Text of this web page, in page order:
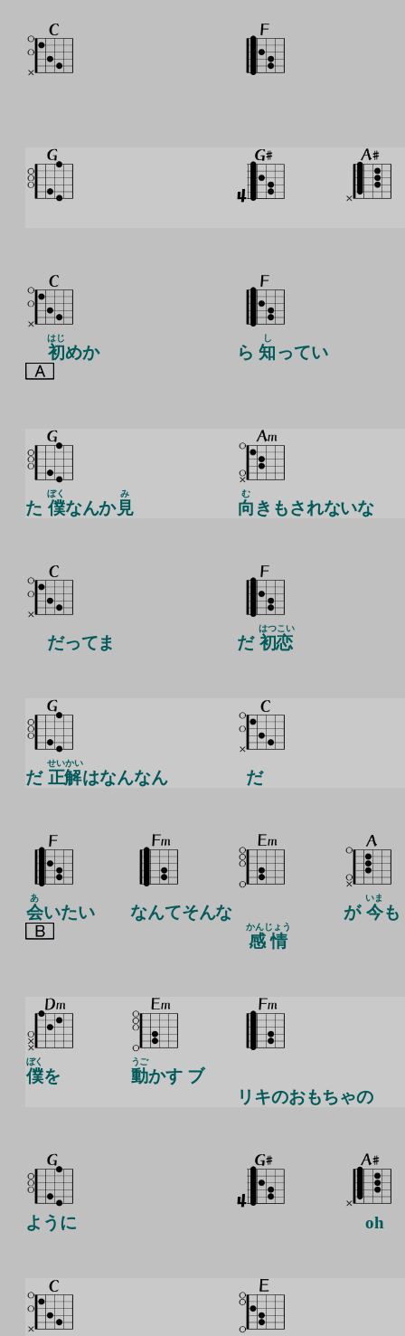
初
はじ
めか ら知
し
ってい
た 僕
ぼく
なんか見
み
向
む
きもされないな
だってま だ 初恋
はつこい
だ 正解
せいかい
はなんなん だ
会
あ
いたい
なんてそんな
感情
かんじょう
が 今
いま
も
僕
ぼく
を 動
うご
かす ブ
リキのおもちゃの
ように oh